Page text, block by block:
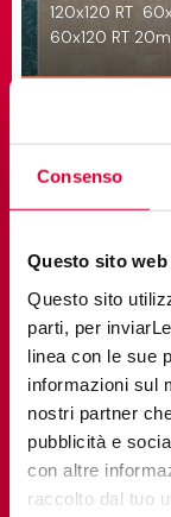
Consenso
Questo sito
Questo sito
parti, per
linea con le sue
informazioni sul
nostri partner
pubblicità e
con altre
raccolto dal tuo
120x120 RT
60x120 RT
STREET